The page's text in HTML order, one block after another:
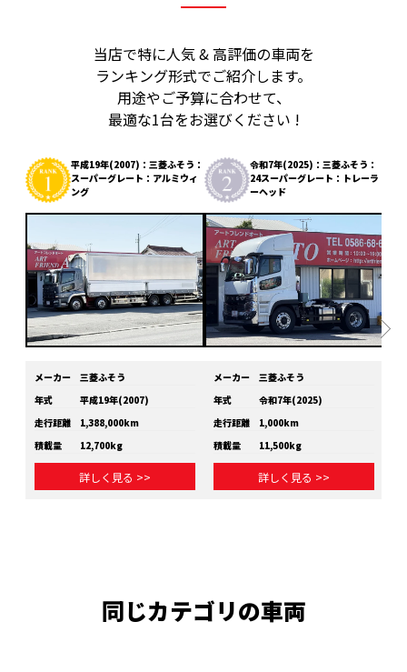
当店で特に人気 & 高評価の車両を
ランキング形式でご紹介します。
用途やご予算に合わせて、
最適な1台をお選びください !
平成19年(2007)：三菱ふそう：
スーパーグレート：アルミウィ
ング
メーカー
三菱ふそう
年式
平成19年(2007)
走行距離
1,388,000km
積載量
12,700kg
詳しく見る >>
令和7年(2025)：三菱ふそう：
24スーパーグレート：トレーラ
ーヘッド
メーカー
三菱ふそう
年式
令和7年(2025)
走行距離
1,000km
積載量
11,500kg
詳しく見る >>
同じカテゴリの車両